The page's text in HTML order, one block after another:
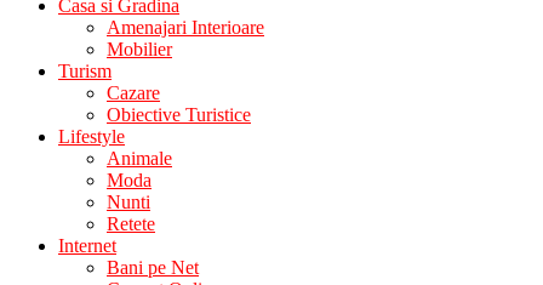
Casa si Gradina
Amenajari Interioare
Mobilier
Turism
Cazare
Obiective Turistice
Lifestyle
Animale
Moda
Nunti
Retete
Internet
Bani pe Net